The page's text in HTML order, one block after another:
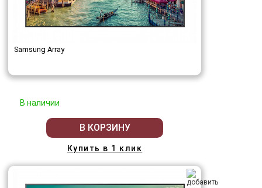
Samsung Array
В наличии
В КОРЗИНУ
Купить в 1 клик